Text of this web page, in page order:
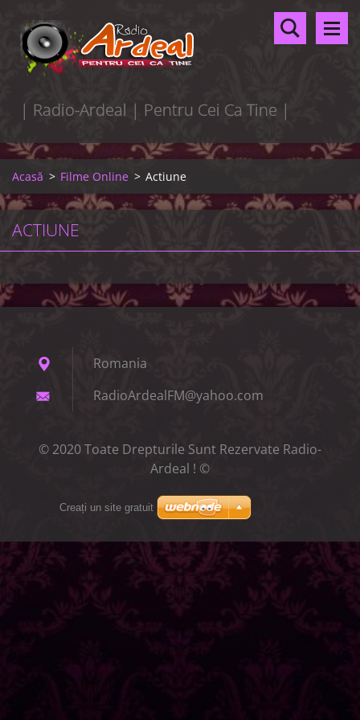
| Radio-Ardeal | Pentru Cei Ca Tine |
Acasă > Filme Online > Actiune
ACTIUNE
Romania
RadioArdealFM@yahoo.com
© 2020 Toate Drepturile Sunt Rezervate Radio-
Ardeal ! ©
Creați un site gratuit